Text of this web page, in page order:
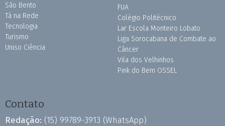
São Bento
Tá na Rede
Tecnologia
Turismo
Uniso Ciência
FUA
Colégio Politécnico
Lar Escola Monteiro Lobato
Liga Sorocabana de Combate ao
Câncer
Vila dos Velhinhos
Pink do Bem OSSEL
Contato
Redação: (15) 99789-3913 (WhatsApp)